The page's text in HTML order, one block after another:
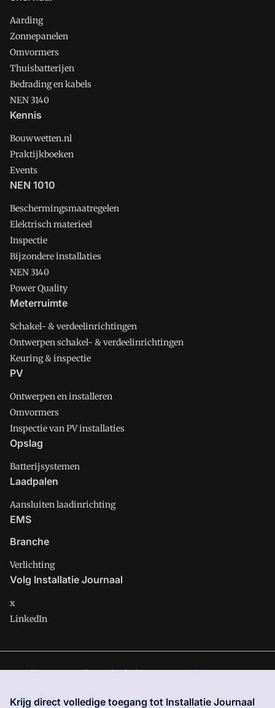
Aarding
Zonnepanelen
Omvormers
Thuisbatterijen
Bedrading en kabels
NEN 3140
Kennis
Bouwwetten.nl
Praktijkboeken
Events
NEN 1010
Beschermingsmaatregelen
Elektrisch materieel
Inspectie
Bijzondere installaties
NEN 3140
Power Quality
Meterruimte
Schakel- & verdeelinrichtingen
Ontwerpen schakel- & verdeelinrichtingen
Keuring & inspectie
PV
Ontwerpen en installeren
Omvormers
Inspectie van PV installaties
Opslag
Batterijsystemen
Laadpalen
Aansluiten laadinrichting
EMS
Branche
Verlichting
Volg Installatie Journaal
x
LinkedIn
Installatie Journaal is onderdeel van VMN media. Lees inons
site zijn de volgende regelingen van toepassing:Algemene
Krijg direct volledige toegang tot Installatie Journaal